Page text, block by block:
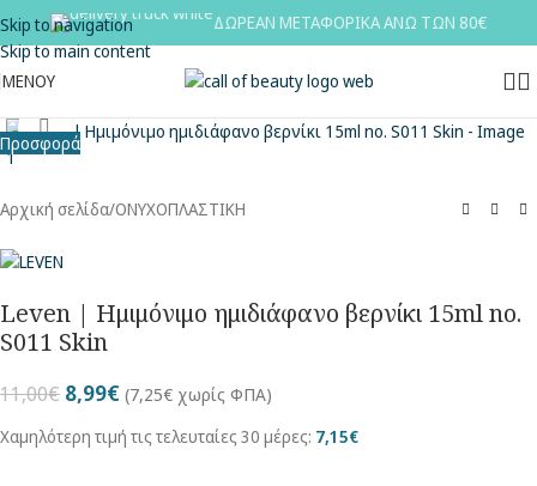
Skip to navigation
Skip to main content
ΔΩΡΕΑΝ ΜΕΤΑΦΟΡΙΚΑ ΑΝΩ ΤΩΝ 80€
ΜΕΝΟΥ
Προσφορά
Κλικ για μεγέθυνση
Αρχική σελίδα/ΟΝΥΧΟΠΛΑΣΤΙΚΗ
Leven | Ημιμόνιμο ημιδιάφανο βερνίκι 15ml no.
S011 Skin
11,00€ 8,99€ (7,25€ χωρίς ΦΠΑ)
Χαμηλότερη τιμή τις τελευταίες 30 μέρες: 7,15€